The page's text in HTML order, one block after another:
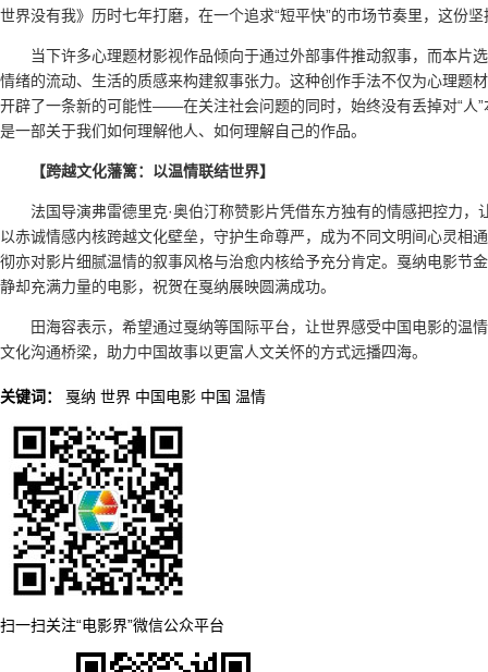
世界没有我》历时七年打磨，在一个追求“短平快”的市场节奏里，这份
当下许多心理题材影视作品倾向于通过外部事件推动叙事，而本片
情绪的流动、生活的质感来构建叙事张力。这种创作手法不仅为心理题
开辟了一条新的可能性——在关注社会问题的同时，始终没有丢掉对“人
是一部关于我们如何理解他人、如何理解自己的作品。
【跨越文化藩篱：以温情联结世界】
法国导演弗雷德里克·奥伯汀称赞影片凭借东方独有的情感把控力
以赤诚情感内核跨越文化壁垒，守护生命尊严，成为不同文明间心灵相
彻亦对影片细腻温情的叙事风格与治愈内核给予充分肯定。戛纳电影节
静却充满力量的电影，祝贺在戛纳展映圆满成功。
田海容表示，希望通过戛纳等国际平台，让世界感受中国电影的温
文化沟通桥梁，助力中国故事以更富人文关怀的方式远播四海。
关键词： 戛纳 世界 中国电影 中国 温情
扫一扫关注“电影界”微信公众平台